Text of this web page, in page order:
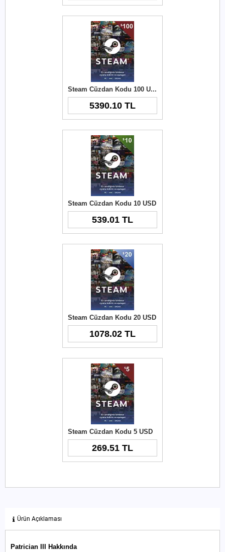
Steam Cüzdan Kodu 100 USD
5390.10 TL
Steam Cüzdan Kodu 10 USD
539.01 TL
Steam Cüzdan Kodu 20 USD
1078.02 TL
Steam Cüzdan Kodu 5 USD
269.51 TL
Ürün Açıklaması
Patrician III Hakkında